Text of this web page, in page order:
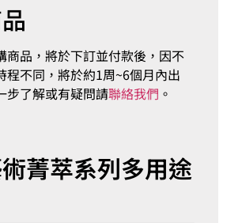
商品，將於下訂並付款後，因不
程不同，將於約1周~6個月內出
步了解或有疑問請聯絡我們 。
菁萃系列多用途